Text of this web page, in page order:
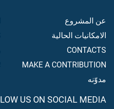
عن المشروع
الامكانيات الحالية
CONTACTS
MAKE A CONTRIBUTION
مدوّنه
US ON SOCIAL MEDIA